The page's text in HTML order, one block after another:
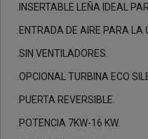
.INSERTABLE LEÑA IDEAL
.ENTRADA DE AIRE PARA LA
.SIN VENTILADORES.
.OPCIONAL TURBINA ECO
.PUERTA REVERSIBLE.
.POTENCIA 7KW-16 KW.